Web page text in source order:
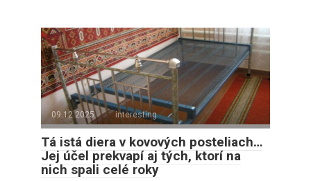
09.12.2025 interesting
Tá istá diera v kovových posteliach…
Jej účel prekvapí aj tých, ktorí na
nich spali celé roky